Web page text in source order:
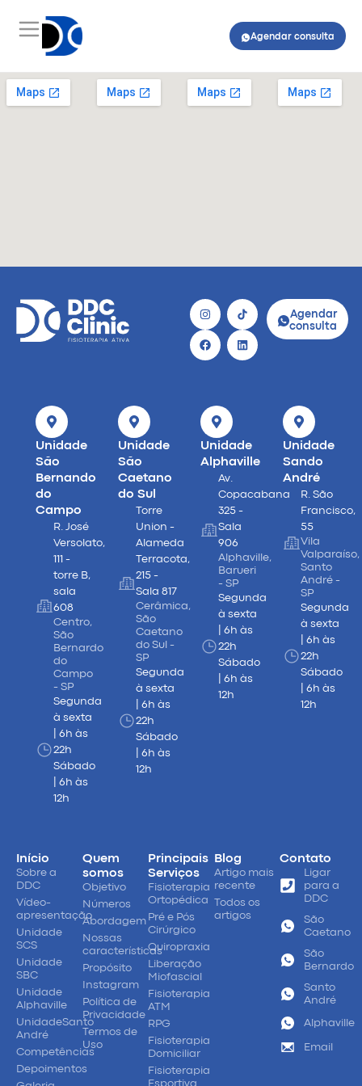
Agendar consulta
Agendar
consulta
Unidade
São
Bernando
do
Campo
R. José
Versolato,
111 -
torre B,
sala
608
Centro,
São
Bernardo
do
Campo
- SP
Segunda
à sexta
| 6h às
22h
Sábado
| 6h às
12h
Unidade
São
Caetano
do Sul
Torre
Union -
Alameda
Terracota,
215 -
Sala 817
Cerâmica,
São
Caetano
do Sul -
SP
Segunda
à sexta
| 6h às
22h
Sábado
| 6h às
12h
Unidade
Alphaville
Av.
Copacabana
325 -
Sala
906
Alphaville,
Barueri
- SP
Segunda
à sexta
| 6h às
22h
Sábado
| 6h às
12h
Unidade
Sando
André
R. São
Francisco,
55
Vila
Valparaíso,
Santo
André -
SP
Segunda
à sexta
| 6h às
22h
Sábado
| 6h às
12h
Início
Sobre a
DDC
Vídeo-
apresentação
Unidade
SCS
Unidade
SBC
Unidade
Alphaville
UnidadeSanto
André
Competências
Depoimentos
Quem
somos
Objetivo
Números
Abordagem
Nossas
características
Propósito
Instagram
Política de
Privacidade
Termos de
Uso
Principais
Serviços
Fisioterapia
Ortopédica
Pré e Pós
Cirúrgico
Quiropraxia
Liberação
Miofascial
Fisioterapia
ATM
RPG
Fisioterapia
Domiciliar
Fisioterapia
Esportiva
Blog
Artigo mais
recente
Todos os
artigos
Contato
Ligar
para a
DDC
São
Caetano
São
Bernardo
Santo
André
Alphaville
Email